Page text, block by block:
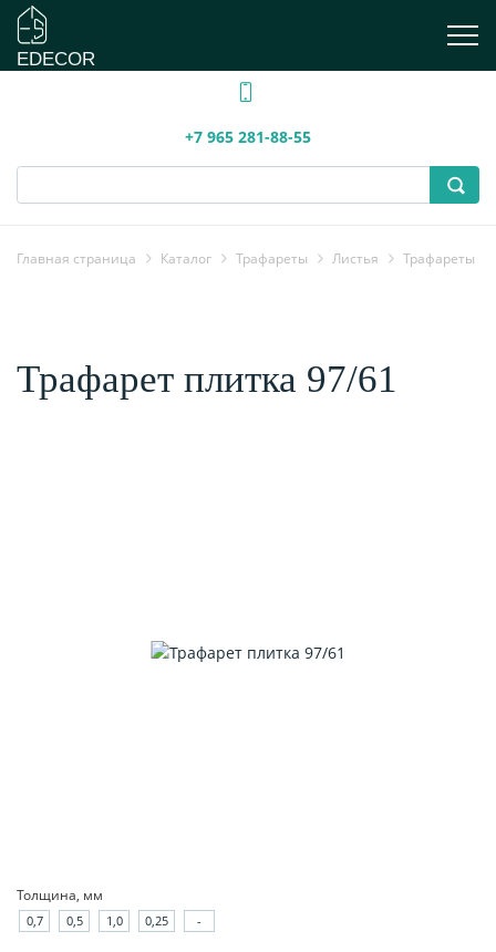
EDECOR
+7 965 281-88-55
Главная страница Каталог Трафареты Листья Трафареты
Трафарет плитка 97/61
Толщина, мм
0,7 0,5 1,0 0,25 -